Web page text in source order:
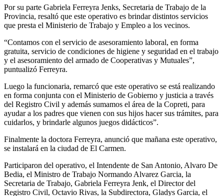
Por su parte Gabriela Ferreyra Jenks, Secretaria de Trabajo de la
Provincia, resaltó que este operativo es brindar distintos servicios
que presta el Ministerio de Trabajo y Empleo a los vecinos.
“Contamos con el servicio de asesoramiento laboral, en forma
gratuita, servicio de condiciones de higiene y seguridad en el trabajo
y el asesoramiento del armado de Cooperativas y Mutuales”,
puntualizó Ferreyra.
Luego la funcionaria, remarcó que este operativo se está realizando
en forma conjunta con el Ministerio de Gobierno y justicia a través
del Registro Civil y además sumamos el área de la Copreti, para
ayudar a los padres que vienen con sus hijos hacer sus trámites, para
cuidarlos, y brindarle algunos juegos didácticos”.
Finalmente la doctora Ferreyra, anunció que mañana este operativo,
se instalará en la ciudad de El Carmen.
Participaron del operativo, el Intendente de San Antonio, Alvaro De
Bedia, el Ministro de Trabajo Normando Alvarez Garcia, la
Secretaria de Trabajo, Gabriela Ferreyra Jenk, el Director del
Registro Civil, Octavio Rivas, la Subdirectora, Gladys Garcia, el